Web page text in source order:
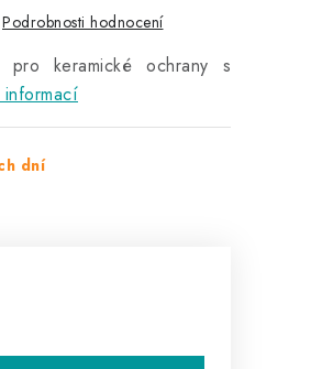
Podrobnosti hodnocení
keramické ochrany s
dní